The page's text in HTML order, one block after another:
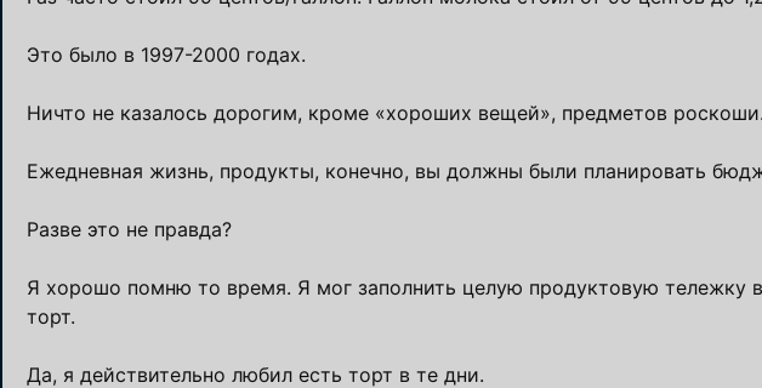
Это было в 1997-2000 годах.
Ничто не казалось дорогим, кроме «хороших вещей», предметов роскоши.
Ежедневная жизнь, продукты, конечно, вы должны были планировать
Разве это не правда?
Я хорошо помню то время. Я мог заполнить целую продуктовую тележку
торт.
Да, я действительно любил есть торт в те дни.